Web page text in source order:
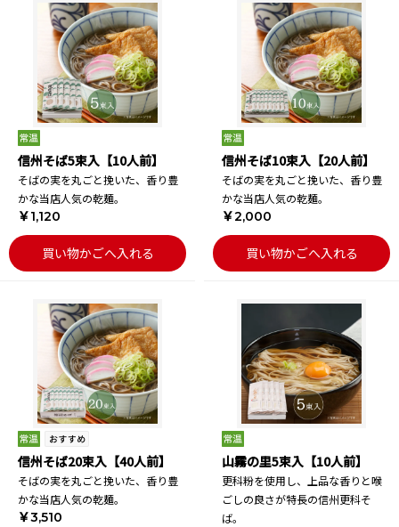
信州そば5束入【10人前】
そばの実を丸ごと挽いた、香り豊
かな当店人気の乾麺。
￥1,120
買い物かごへ入れる
信州そば10束入【20人前】
そばの実を丸ごと挽いた、香り豊
かな当店人気の乾麺。
￥2,000
買い物かごへ入れる
信州そば20束入【40人前】
そばの実を丸ごと挽いた、香り豊
かな当店人気の乾麺。
￥3,510
山霧の里5束入【10人前】
更科粉を使用し、上品な香りと喉
ごしの良さが特長の信州更科そ
ば。